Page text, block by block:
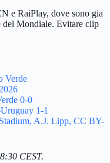
e RaiPlay, dove sono gia
Mondiale. Evitare clip
Verde
0-0
1-1
A.J. Lipp, CC BY-
CEST.